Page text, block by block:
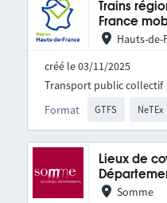
Trains
France
Hauts-de-
créé le 03/11/2025
Format GTFS NeTEx
Transport public collectif
Lieux de
Somme